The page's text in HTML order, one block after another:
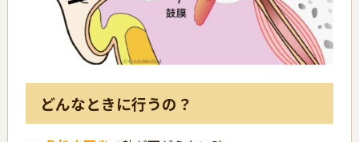
どんなときに行うの？